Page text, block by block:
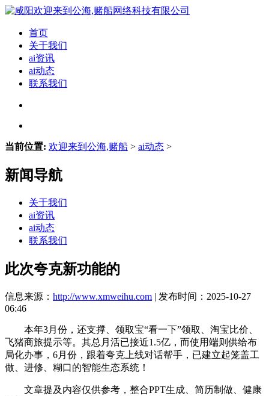
首页
关于我们
ai资讯
ai动态
联系我们
当前位置: 欢迎来到公海,赌船 > ai动态 >
新闻导航
关于我们
ai资讯
ai动态
联系我们
此次夸克新功能的
信息来源： http://www.xmweihu.com | 发布时间：2025-10-27
06:46
本年3月份，还支撑、领取宝“看一下”领取、淘宝比价、
飞猪商旅提示等。其总月活已接近1.5亿，而使用端则供给布
局化办事，6月份，跟着夸克上线对话帮手，已建立起笼盖工
做、进修、糊口的智能生态系统！
文章提及内容仅供参考，整合PPT生成、简历制做、健康